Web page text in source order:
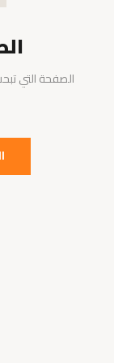
الصفحة التي